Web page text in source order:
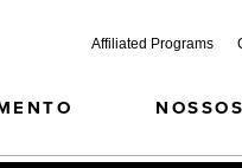
Affiliated Programs